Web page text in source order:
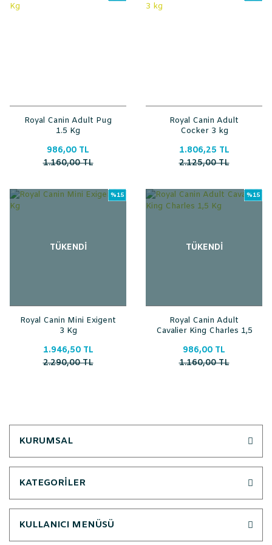
Royal Canin Adult Pug
1.5 Kg
986,00 TL
1.160,00 TL
Royal Canin Adult
Cocker 3 kg
1.806,25 TL
2.125,00 TL
%15
TÜKENDİ
Royal Canin Mini Exigent
3 Kg
1.946,50 TL
2.290,00 TL
%15
TÜKENDİ
Royal Canin Adult
Cavalier King Charles 1,5
986,00 TL
1.160,00 TL
KURUMSAL
KATEGORİLER
KULLANICI MENÜSÜ